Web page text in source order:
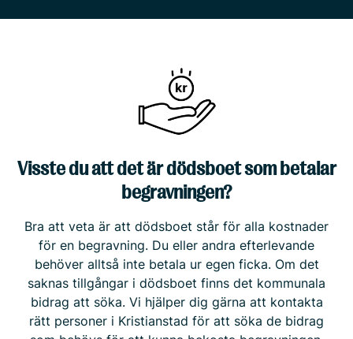
Visste du att det är dödsboet som betalar
begravningen?
Bra att veta är att dödsboet står för alla kostnader
för en begravning. Du eller andra efterlevande
behöver alltså inte betala ur egen ficka. Om det
saknas tillgångar i dödsboet finns det kommunala
bidrag att söka. Vi hjälper dig gärna att kontakta
rätt personer i Kristianstad för att söka de bidrag